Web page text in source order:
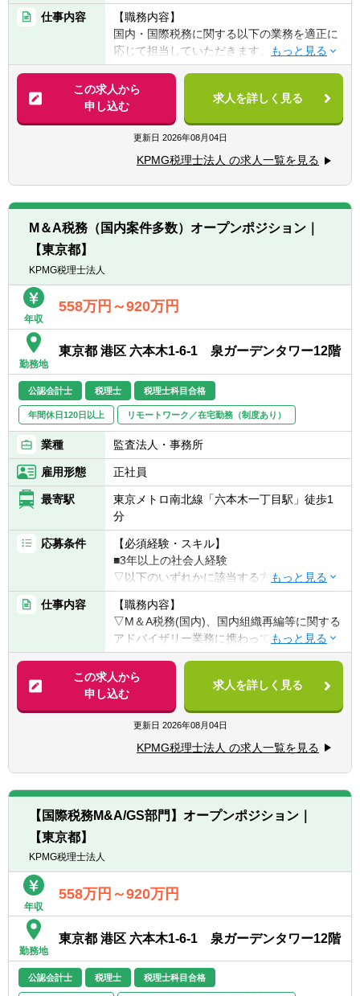
目数は不問）
■公認会計士
【歓迎経験・スキル】
■税務士法人での業務経験
■事業会社の管理部門（税務・経理・財務）
での業務経験
■監査法人での業務経験
■ビジネスレベルの英語力
※英語力があることで業務の幅が広がりま
仕事内容
【職務内容】
国内・国際税務に関する以下の業務を適正に
応じて担当していただきます。
【具体的には】
■法人税申告書作成業務及びレビュー業務
■税務調査の立会い
■企業買収・企業再編・合併に関するコンサ
ルティング業務
■国際事業戦略・投資形態に関するコンサル
ティング業務
■海外税制リサーチ業務及びコンサルティン
グ業務
■金融取引・商品/証券化取引に関するコンサ
この求人から
申し込む
求人を詳しく見る
更新日 2026年08月04日
KPMG税理士法人 の求人一覧を見る
M＆A税務（国内案件多数）オープンポジション｜
【東京都】
KPMG税理士法人
年収
558万円～920万円
勤務地
東京都 港区 六本木1-6-1 泉ガーデンタワー12階
公認会計士 税理士 税理士科目合格
年間休日120日以上 リモートワーク／在宅勤務（制度あり）
業種 監査法人・事務所
雇用形態 正社員
最寄駅
東京メトロ南北線「六本木一丁目駅」徒歩1
分
応募条件
【必須経験・スキル】
■3年以上の社会人経験
▽以下のいずれかに該当する方
■税理士又は税理士科目合格者(合格科目・科
目数は不問)
■公認会計士
■会計事務所／監査法人での業務
■事業会社での税務／経理業務
【歓迎経験・スキル】
■ビジネスレベルの英語力
※必須ではありません。現在の英語力や希望
に沿った業務に対応いただきます。
仕事内容
【職務内容】
▽M＆A税務(国内)、国内組織再編等に関する
アドバイザリー業務に携わっていただきま
す。
【具体的に】
■企業買収(M&A)に係る税務アドバイザリー
(税務デューデリジェンス等)
■事業再編に係る税務ストラクチャリング
■税務申告業務及び税務申告から派生する税
務アドバイス業務
※ポジションに応じて、国内M&A税務や国内
税務アドバイス業務、及び申告業務に従事。
※リモートワーク中心。週に1～2回程度の出
社を推奨。
この求人から
申し込む
求人を詳しく見る
更新日 2026年08月04日
KPMG税理士法人 の求人一覧を見る
【国際税務M&A/GS部門】オープンポジション｜
【東京都】
KPMG税理士法人
年収
558万円～920万円
勤務地
東京都 港区 六本木1-6-1 泉ガーデンタワー12階
公認会計士 税理士 税理士科目合格